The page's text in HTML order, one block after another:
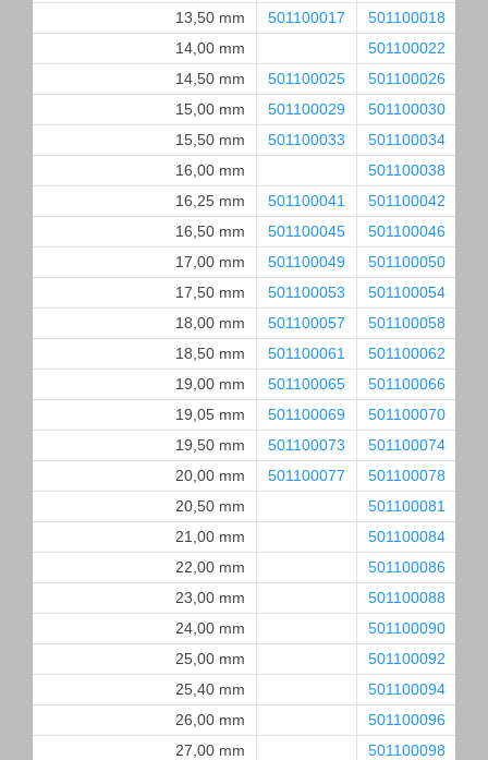
13,50 mm
501100017 501100018
14,00 mm
501100022
14,50 mm
501100025 501100026
15,00 mm
501100029 501100030
15,50 mm
501100033 501100034
16,00 mm
501100038
16,25 mm
501100041 501100042
16,50 mm
501100045 501100046
17,00 mm
501100049 501100050
17,50 mm
501100053 501100054
18,00 mm
501100057 501100058
18,50 mm
501100061 501100062
19,00 mm
501100065 501100066
19,05 mm
501100069 501100070
19,50 mm
501100073 501100074
20,00 mm
501100077 501100078
20,50 mm
501100081
21,00 mm
501100084
22,00 mm
501100086
23,00 mm
501100088
24,00 mm
501100090
25,00 mm
501100092
25,40 mm
501100094
26,00 mm
501100096
27,00 mm
501100098